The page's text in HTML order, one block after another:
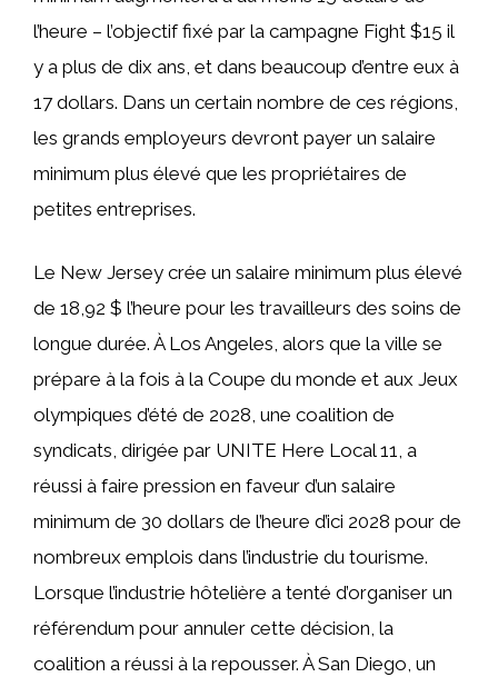
l’heure – l’objectif fixé par la campagne Fight $15 il
y a plus de dix ans, et dans beaucoup d’entre eux à
17 dollars. Dans un certain nombre de ces régions,
les grands employeurs devront payer un salaire
minimum plus élevé que les propriétaires de
petites entreprises.
Le New Jersey crée un salaire minimum plus élevé
de 18,92 $ l’heure pour les travailleurs des soins de
longue durée. À Los Angeles, alors que la ville se
prépare à la fois à la Coupe du monde et aux Jeux
olympiques d’été de 2028, une coalition de
syndicats, dirigée par UNITE Here Local 11, a
réussi à faire pression en faveur d’un salaire
minimum de 30 dollars de l’heure d’ici 2028 pour de
nombreux emplois dans l’industrie du tourisme.
Lorsque l’industrie hôtelière a tenté d’organiser un
référendum pour annuler cette décision, la
coalition a réussi à la repousser. À San Diego, un